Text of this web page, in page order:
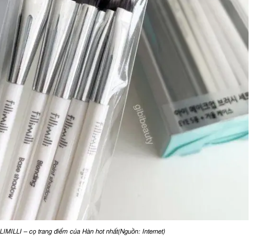
– cọ trang điểm của Hàn hot nhất(Nguồn: Internet)